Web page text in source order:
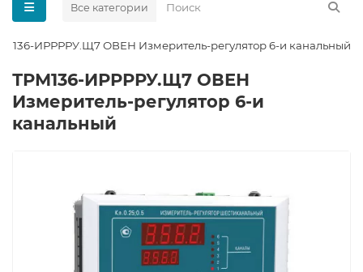
Все категории
ИРРРРУ.Щ7 ОВЕН Измеритель-регулятор 6-и канальный
ТРМ136-ИРРРРУ.Щ7 ОВЕН
Измеритель-регулятор 6-и
канальный